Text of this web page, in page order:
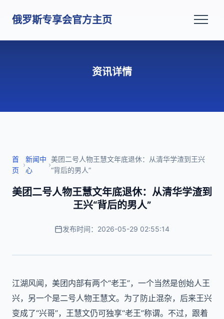
俄罗斯专享会官方主页
资讯详情
首
页
›
新闻中
心
›
美团二号人物王慧文年底退休：从清华学渣到王兴
“背后的男人”
美团二号人物王慧文年底退休：从清华学渣到
王兴“背后的男人”
发布时间：2026-05-29 02:55:14
江湖风闻，美团内部有两个“老王”，一个当然是创始人王
兴，另一个是二号人物王慧文。为了防止混杂，后来王兴
变成了“兴哥”，王慧文仍可独享“老王”称谓。不过，跟着